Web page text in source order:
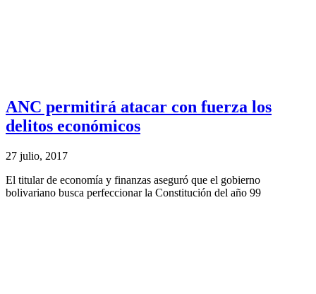
ANC permitirá atacar con fuerza los
delitos económicos
27 julio, 2017
El titular de economía y finanzas aseguró que el gobierno
bolivariano busca perfeccionar la Constitución del año 99